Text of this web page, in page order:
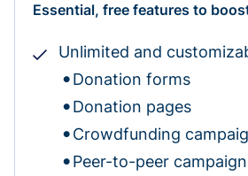
Essential, free features to
Unlimited and
Donation forms
Donation pages
Crowdfunding
Peer-to-peer